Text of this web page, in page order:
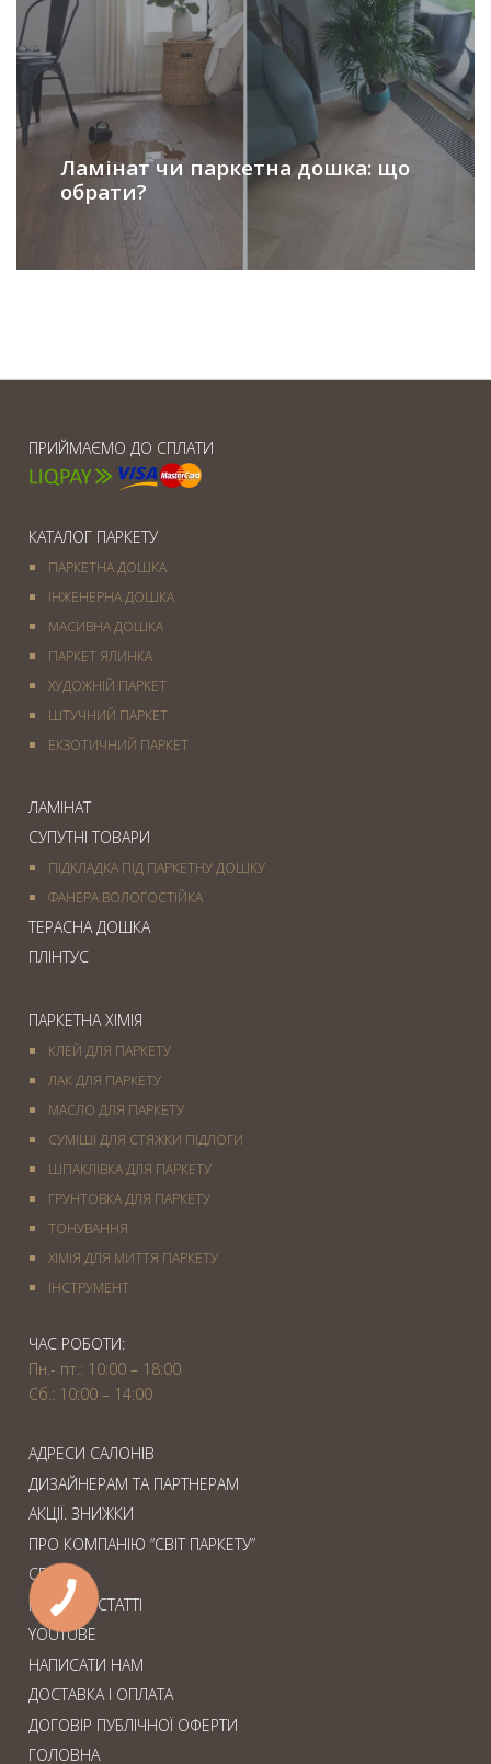
Ламінат чи паркетна дошка: що
обрати?
ПРИЙМАЄМО ДО СПЛАТИ
КАТАЛОГ ПАРКЕТУ
ПАРКЕТНА ДОШКА
ІНЖЕНЕРНА ДОШКА
МАСИВНА ДОШКА
ПАРКЕТ ЯЛИНКА
ХУДОЖНІЙ ПАРКЕТ
ШТУЧНИЙ ПАРКЕТ
ЕКЗОТИЧНИЙ ПАРКЕТ
ЛАМІНАТ
СУПУТНІ ТОВАРИ
ПІДКЛАДКА ПІД ПАРКЕТНУ ДОШКУ
ФАНЕРА ВОЛОГОСТІЙКА
ТЕРАСНА ДОШКА
ПЛІНТУС
ПАРКЕТНА ХІМІЯ
КЛЕЙ ДЛЯ ПАРКЕТУ
ЛАК ДЛЯ ПАРКЕТУ
МАСЛО ДЛЯ ПАРКЕТУ
СУМІШІ ДЛЯ СТЯЖКИ ПІДЛОГИ
ШПАКЛІВКА ДЛЯ ПАРКЕТУ
ГРУНТОВКА ДЛЯ ПАРКЕТУ
ТОНУВАННЯ
ХІМІЯ ДЛЯ МИТТЯ ПАРКЕТУ
IНСТРУМЕНТ
ЧАС РОБОТИ:
Пн.- пт.: 10:00 – 18:00
Сб.: 10:00 – 14:00
АДРЕСИ САЛОНІВ
ДИЗАЙНЕРАМ ТА ПАРТНЕРАМ
АКЦІЇ. ЗНИЖКИ
ПРО КОМПАНІЮ “СВІТ ПАРКЕТУ”
СЕРВІС
КОРИСНІ СТАТТІ
YOUTUBE
НАПИСАТИ НАМ
ДОСТАВКА І ОПЛАТА
ДОГОВІР ПУБЛІЧНОЇ ОФЕРТИ
ГОЛОВНА